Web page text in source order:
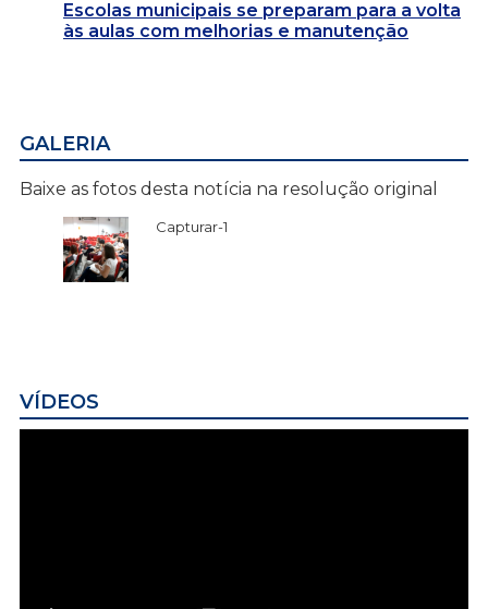
Escolas municipais se preparam para a volta
às aulas com melhorias e manutenção
GALERIA
Baixe as fotos desta notícia na resolução original
Capturar-1
VÍDEOS